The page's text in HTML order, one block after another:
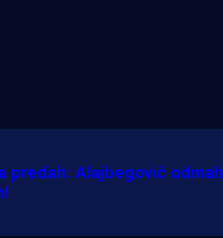
predah: Alajbegović odmah